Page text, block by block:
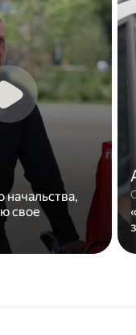
начальства,
свое